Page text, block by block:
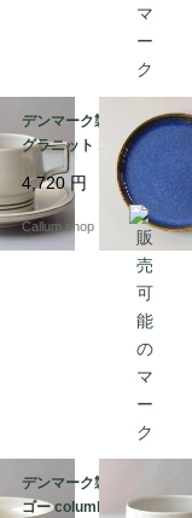
デンマーク製 SOHOLM
グラニット 18cm プレ
ート お皿 スーホルム G
RANIT 北欧食器 北欧雑
貨 ヴィンテージ アンテ
ィーク_it4598
4,720円
Callum shop
デンマーク製 クイスト
ゴー columbia ティー